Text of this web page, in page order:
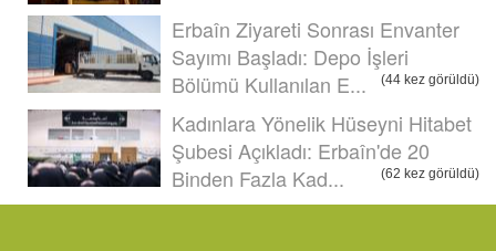
Erbaîn Ziyareti Sonrası Envanter
Sayımı Başladı: Depo İşleri
Bölümü Kullanılan E...
(44 kez görüldü)
Kadınlara Yönelik Hüseyni Hitabet
Şubesi Açıkladı: Erbaîn'de 20
Binden Fazla Kad...
(62 kez görüldü)